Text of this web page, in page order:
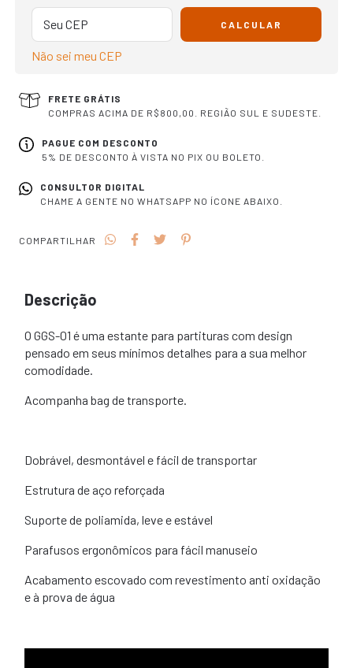
CALCULAR
Não sei meu CEP
FRETE GRÁTIS
COMPRAS ACIMA DE R$800,00. REGIÃO SUL E SUDESTE.
PAGUE COM DESCONTO
5% DE DESCONTO À VISTA NO PIX OU BOLETO.
CONSULTOR DIGITAL
CHAME A GENTE NO WHATSAPP NO ÍCONE ABAIXO.
COMPARTILHAR
Descrição
O GGS-01 é uma estante para partituras com design
pensado em seus mínimos detalhes para a sua melhor
comodidade.
Acompanha bag de transporte.
Dobrável, desmontável e fácil de transportar
Estrutura de aço reforçada
Suporte de poliamida, leve e estável
Parafusos ergonômicos para fácil manuseio
Acabamento escovado com revestimento anti oxidação
e à prova de água